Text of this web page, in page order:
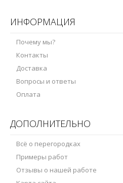
ИНФОРМАЦИЯ
Почему мы?
Контакты
Доставка
Вопросы и ответы
Оплата
ДОПОЛНИТЕЛЬНО
Всё о перегородках
Примеры работ
Отзывы о нашей работе